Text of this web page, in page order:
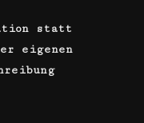
statt
eigenen